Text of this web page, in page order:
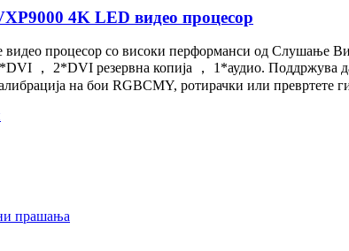
4K LED видео процесор
процесор со високи перформанси од Слушање
， 2*DVI резервна копија ， 1*аудио. Поддржува
на бои RGBCMY, ротирачки или
прашања